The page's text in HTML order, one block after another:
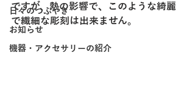
日々のつぶやき
お知らせ
機器・アクセサリーの紹介
ですが、熱の影響で、このような綺麗
で繊細な彫刻は出来ません。